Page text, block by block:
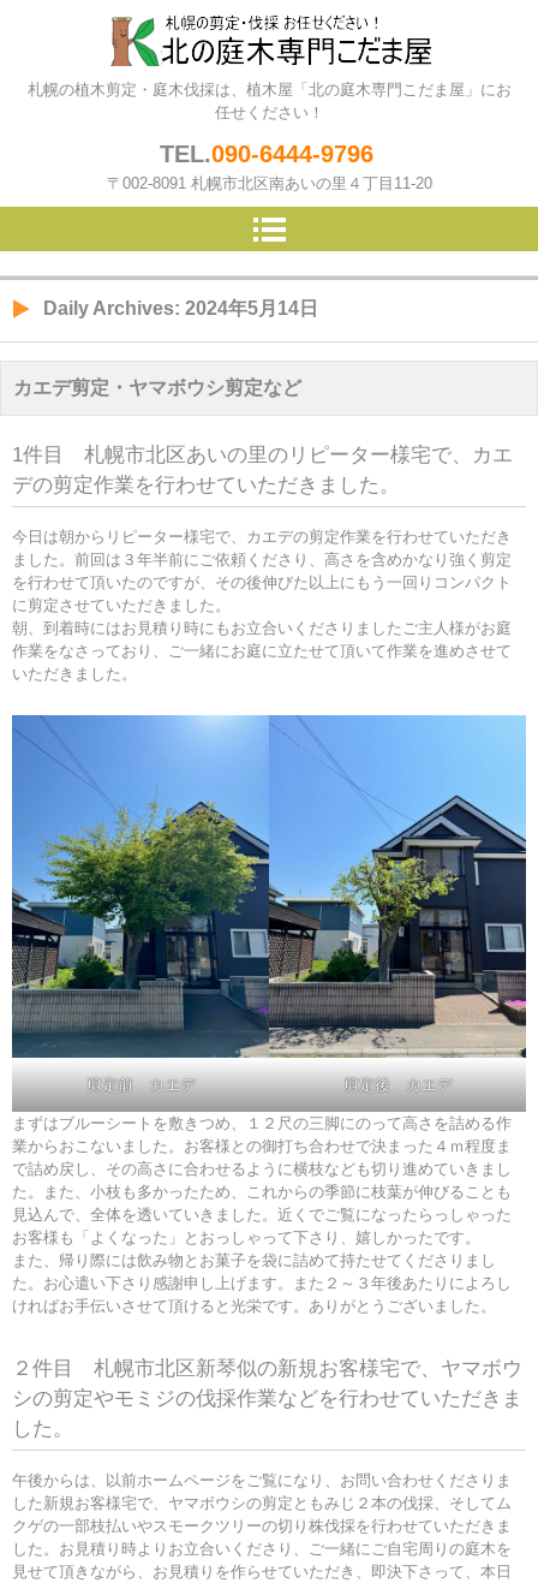
北の庭木専門こだま屋（札幌の
札幌の植木剪定・庭木伐採は、植木屋「北の庭木専門こだま屋」にお
任せください！
TEL.090-6444-9796
〒002-8091 札幌市北区南あいの里４丁目11-20
Daily Archives: 2024年5月14日
カエデ剪定・ヤマボウシ剪定など
1件目 札幌市北区あいの里のリピーター様宅で、カエ
デの剪定作業を行わせていただきました。
今日は朝からリピーター様宅で、カエデの剪定作業を行わせていただき
ました。前回は３年半前にご依頼くださり、高さを含めかなり強く剪定
を行わせて頂いたのですが、その後伸びた以上にもう一回りコンパクト
に剪定させていただきました。
朝、到着時にはお見積り時にもお立合いくださりましたご主人様がお庭
作業をなさっており、ご一緒にお庭に立たせて頂いて作業を進めさせて
いただきました。
剪定前 カエデ 剪定後 カエデ
まずはブルーシートを敷きつめ、１２尺の三脚にのって高さを詰める作
業からおこないました。お客様との御打ち合わせで決まった４ｍ程度ま
で詰め戻し、その高さに合わせるように横枝なども切り進めていきまし
た。また、小枝も多かったため、これからの季節に枝葉が伸びることも
見込んで、全体を透いていきました。近くでご覧になったらっしゃった
お客様も「よくなった」とおっしゃって下さり、嬉しかったです。
また、帰り際には飲み物とお菓子を袋に詰めて持たせてくださりまし
た。お心遣い下さり感謝申し上げます。また２～３年後あたりによろし
ければお手伝いさせて頂けると光栄です。ありがとうございました。
２件目 札幌市北区新琴似の新規お客様宅で、ヤマボウ
シの剪定やモミジの伐採作業などを行わせていただきま
した。
午後からは、以前ホームページをご覧になり、お問い合わせくださりま
した新規お客様宅で、ヤマボウシの剪定ともみじ２本の伐採、そしてム
クゲの一部枝払いやスモークツリーの切り株伐採を行わせていただきま
した。お見積り時よりお立合いくださり、ご一緒にご自宅周りの庭木を
見せて頂きながら、お見積りを作らせていただき、即決下さって、本日